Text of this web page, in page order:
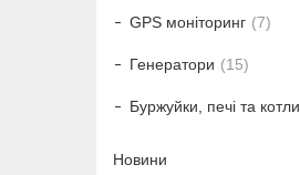
GPS моніторинг 7
Генератори 15
Буржуйки, печі та котли
Новини